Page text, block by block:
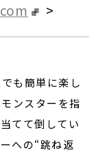
>
も簡単に楽し
ンスターを指
てて倒してい
への“跳ね返